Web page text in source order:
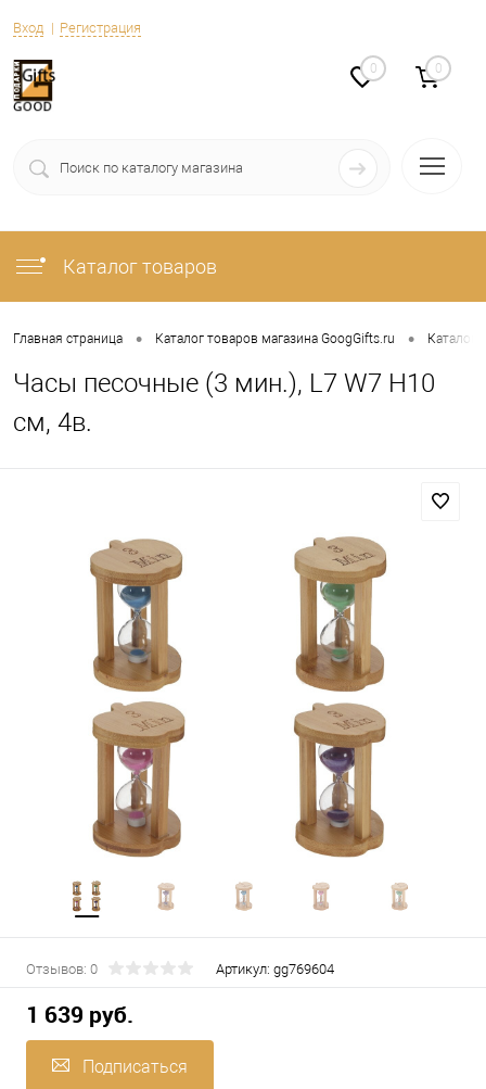
Вход Регистрация
0 0
Каталог товаров
Главная страница • Каталог товаров магазина GoogGifts.ru • Каталог
Часы песочные (3 мин.), L7 W7 H10
см, 4в.
Отзывов: 0 Артикул: gg769604
1 639 руб.
Подписаться